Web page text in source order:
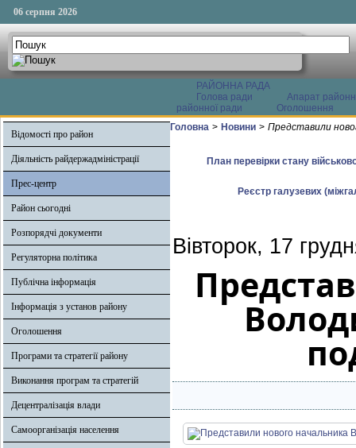
06 серпня 2026
РАЙОННА РАДА
Голова ради
Апарат
районної ради
Оголошення
Відомості про район
Діяльність райдержадміністрації
Прес-центр
Район сьогодні
Розпорядчі документи
Регуляторна політика
Публічна інформація
Інформація з установ району
Оголошення
Програми та стратегії району
Виконання програм та стратегій
Децентралізація влади
Самоорганізація населення
Головна > Новини > Представили
План перевірки стану
Реєстр галузевих
Вівторок, 17